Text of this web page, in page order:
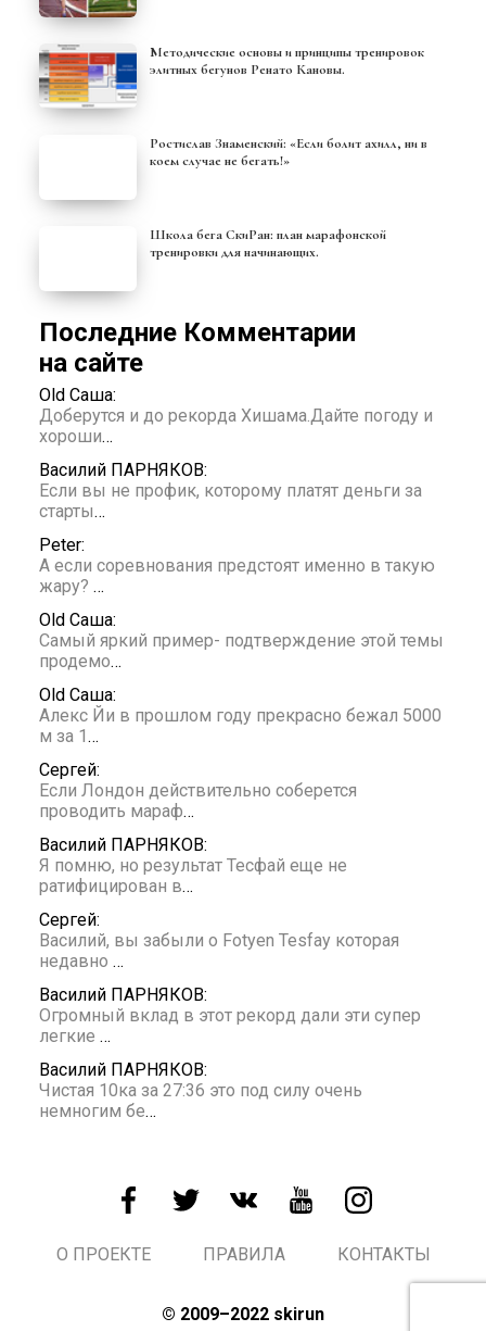
Методические основы и принципы тренировок
элитных бегунов Ренато Кановы.
Ростислав Знаменский: «Если болит ахилл, ни в
коем случае не бегать!»
Школа бега СкиРан: план марафонской
тренировки для начинающих.
Последние Комментарии
на сайте
Old Саша:
Доберутся и до рекорда Хишама.Дайте погоду и
хороши…
Василий ПАРНЯКОВ:
Если вы не профик, которому платят деньги за
старты…
Peter:
А если соревнования предстоят именно в такую
жару? …
Old Саша:
Самый яркий пример- подтверждение этой темы
продемо…
Old Саша:
Алекс Йи в прошлом году прекрасно бежал 5000
м за 1 …
Сергей:
Если Лондон действительно соберется
проводить мараф…
Василий ПАРНЯКОВ:
Я помню, но результат Тесфай еще не
ратифицирован в…
Сергей:
Василий, вы забыли о Fotyen Tesfay которая
недавно …
Василий ПАРНЯКОВ:
Огромный вклад в этот рекорд дали эти супер
легкие …
Василий ПАРНЯКОВ:
Чистая 10ка за 27:36 это под силу очень
немногим бе…
О ПРОЕКТЕ ПРАВИЛА КОНТАКТЫ
© 2009–2022 skirun